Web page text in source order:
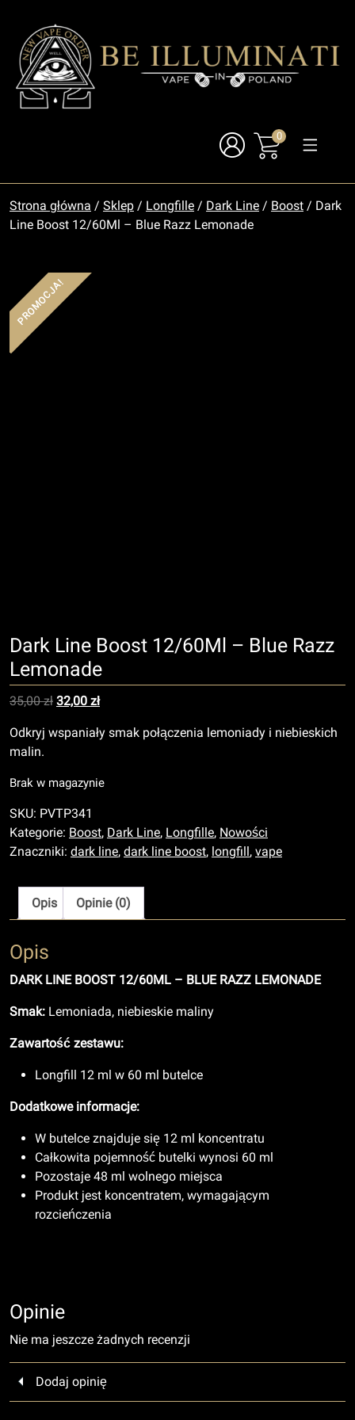
0
Strona główna / Sklep / Longfille / Dark Line / Boost / Dark
Line Boost 12/60Ml – Blue Razz Lemonade
PROMOCJA!
Dark Line Boost 12/60Ml – Blue Razz
Lemonade
35,00zł Pierwotna cena wynosiła: 35,00 zł.
32,00 złAktualna cena wynosi: 32,00 zł.
Odkryj wspaniały smak połączenia lemoniady i niebieskich
malin.
Brak w magazynie
SKU: PVTP341
Kategorie: Boost, Dark Line, Longfille, Nowości
Znaczniki: dark line, dark line boost, longfill , vape
Opis Opinie (0)
Opis
DARK LINE BOOST 12/60ML – BLUE RAZZ LEMONADE
Smak: Lemoniada, niebieskie maliny
Zawartość zestawu:
Longfill 12 ml w 60 ml butelce
Dodatkowe informacje:
W butelce znajduje się 12 ml koncentratu
Całkowita pojemność butelki wynosi 60 ml
Pozostaje 48 ml wolnego miejsca
Produkt jest koncentratem, wymagającym
rozcieńczenia
Opinie
Nie ma jeszcze żadnych recenzji
Dodaj opinię